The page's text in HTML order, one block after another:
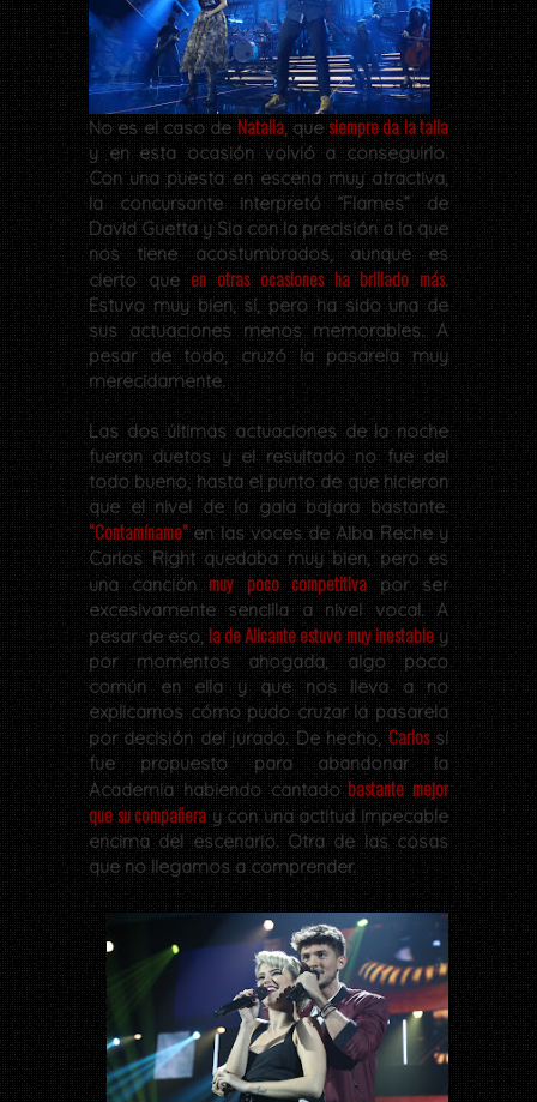
No es el caso deNatalia, quesiempre da la talla
y en esta ocasión volvió a conseguirlo.
Con una puesta en escena muy atractiva,
la concursante interpretó “Flames” de
David Guetta y Sia con la precisión a la que
nos tiene acostumbrados, aunque es
cierto queen otras ocasiones ha brillado más.
Estuvo muy bien, sí, pero ha sido una de
sus actuaciones menos memorables. A
pesar de todo, cruzó la pasarela muy
merecidamente.
Las dos últimas actuaciones de la noche
fueron duetos y el resultado no fue del
todo bueno, hasta el punto de que hicieron
que el nivel de la gala bajara bastante.
“Contamíname”en las voces de Alba Reche y
Carlos Right quedaba muy bien, pero es
una canciónmuy poco competitivapor ser
excesivamente sencilla a nivel vocal. A
pesar de eso,la de Alicante estuvo muy inestabley
por momentos ahogada, algo poco
común en ella y que nos lleva a no
explicarnos cómo pudo cruzar la pasarela
por decisión del jurado. De hecho,Carlossí
fue propuesto para abandonar la
Academia habiendo cantadobastante mejor
que su compañeray con una actitud impecable
encima del escenario. Otra de las cosas
que no llegamos a comprender.